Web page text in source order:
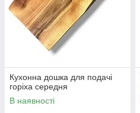
Кухонна дошка для подачі
горіха середня
В наявності